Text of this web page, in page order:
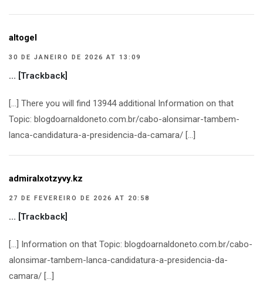
altogel
30 DE JANEIRO DE 2026 AT 13:09
… [Trackback]
[…] There you will find 13944 additional Information on that
Topic: blogdoarnaldoneto.com.br/cabo-alonsimar-tambem-
lanca-candidatura-a-presidencia-da-camara/ […]
admiralxotzyvy.kz
27 DE FEVEREIRO DE 2026 AT 20:58
… [Trackback]
[…] Information on that Topic: blogdoarnaldoneto.com.br/cabo-
alonsimar-tambem-lanca-candidatura-a-presidencia-da-
camara/ […]